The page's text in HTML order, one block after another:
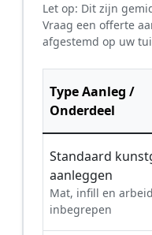
Let op: Dit zijn
Vraag een offerte
afgestemd op uw
Type Aanleg /
Onderdeel
Standaard
aanleggen
Mat, infill en arbeid
inbegrepen